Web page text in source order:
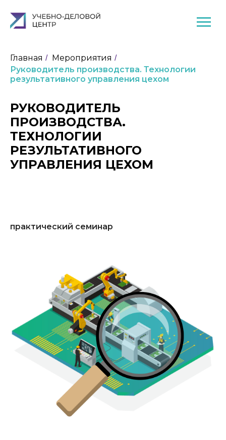
Главная / Мероприятия /
Руководитель производства. Технологии
результативного управления цехом
РУКОВОДИТЕЛЬ
ПРОИЗВОДСТВА.
ТЕХНОЛОГИИ
РЕЗУЛЬТАТИВНОГО
УПРАВЛЕНИЯ ЦЕХОМ
практический семинар